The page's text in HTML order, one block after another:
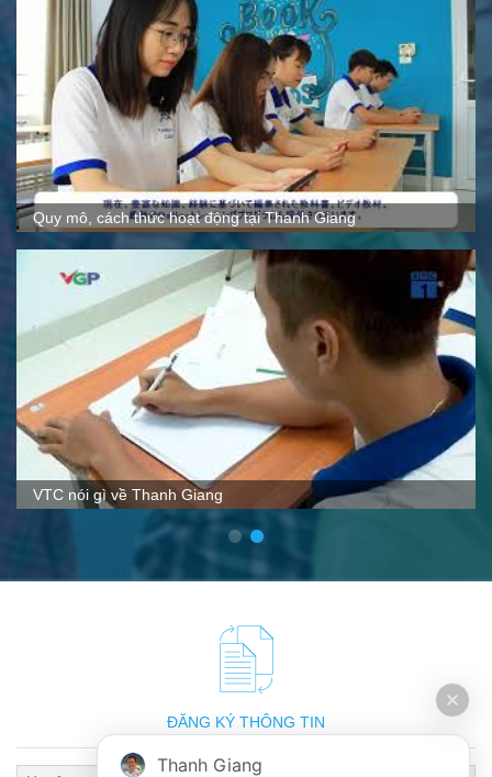
hoạt động tại Thanh Giang
Giang
ĐĂNG KÝ THÔNG TIN
Thanh Giang